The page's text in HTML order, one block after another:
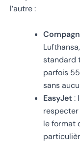
l’autre :
standard
parfois
sans
EasyJet :
respecter
le format